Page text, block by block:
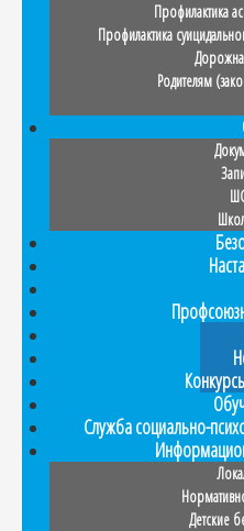
Профилактика
Профилактика
Родителям
Служба социально-
Детские